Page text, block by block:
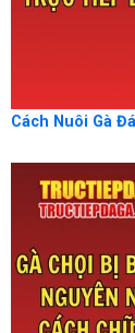
Cách Nuôi Gà